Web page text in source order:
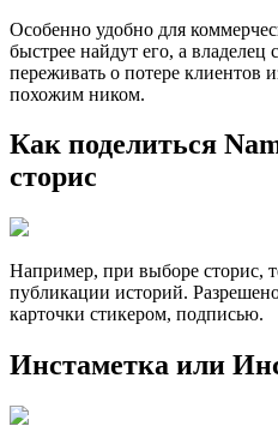
Особенно удобно для
быстрее найдут его, а
переживать о потере клиентов
похожим ником.
Как поделиться
сторис
Например, при выборе сторис,
публикации историй.
карточки стикером, подписью.
Инстаметка или